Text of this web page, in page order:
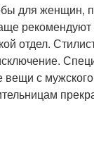
для женщин,
рекомендуют
отдел.
вещи с